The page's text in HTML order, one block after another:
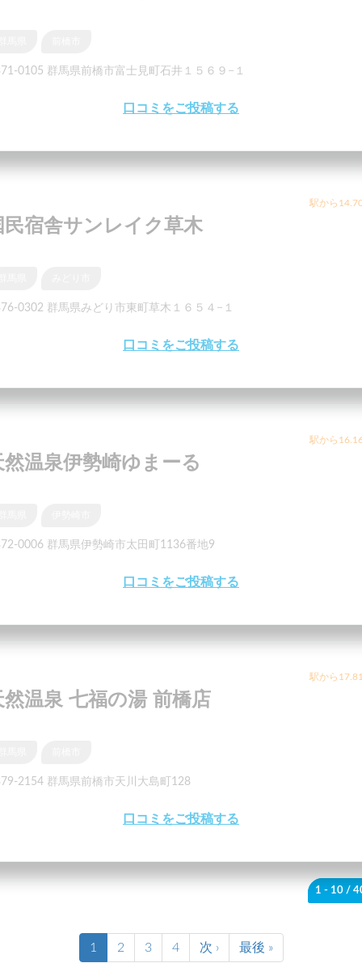
0105 群馬県前橋市富士見町石井１５６９−１
口コミをご投稿する
駅から
民宿舎サンレイク草木
0302 群馬県みどり市東町草木１６５４−１
口コミをご投稿する
駅から
然温泉伊勢崎ゆまーる
0006 群馬県伊勢崎市太田町1136番地9
口コミをご投稿する
駅から
然温泉 七福の湯 前橋店
2154 群馬県前橋市天川大島町128
口コミをご投稿する
1 - 10 /
1 2 3 4 次 › 最後 »